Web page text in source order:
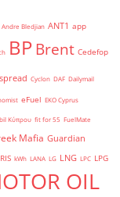
Andre Bledjian ANT1 app
BPBrent Cedefop
Cyclon DAF Dailymail
eFuel EKO Cyprus
Κύπρου fit for 55 FuelMate
Mafia Guardian
kWh LANA LG LNG LPC LPG
OIL